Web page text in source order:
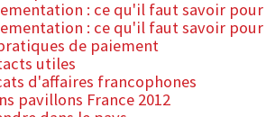
: ce qu'il faut savoir
: ce qu'il faut savoir
de paiement
utiles
d'affaires francophones
pavillons France 2012